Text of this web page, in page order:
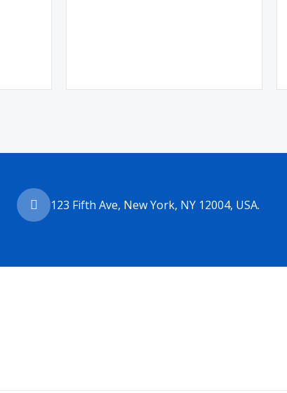
123 Fifth Ave, New York, NY 12004, USA.